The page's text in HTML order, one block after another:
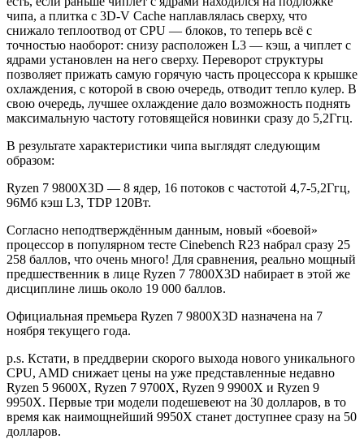
чипа, а плитка с 3D-V Cache наплавлялась сверху, что
снижало теплоотвод от CPU — блоков, то теперь всё с
точностью наоборот: снизу расположен L3 — кэш, а чиплет с
ядрами установлен на него сверху. Переворот структуры
позволяет прижать самую горячую часть процессора к крышке
охлаждения, с которой в свою очередь, отводит тепло кулер. В
свою очередь, лучшее охлаждение дало возможность поднять
максимальную частоту готовящейся новинки сразу до 5,2Ггц.
В результате характеристики чипа выглядят следующим
образом:
Ryzen 7 9800X3D — 8 ядер, 16 потоков с частотой 4,7-5,2Ггц,
96Мб кэш L3, TDP 120Вт.
Согласно неподтверждённым данным, новый «боевой»
процессор в популярном тесте Cinebench R23 набрал сразу 25
258 баллов, что очень много! Для сравнения, реально мощный
предшественник в лице Ryzen 7 7800X3D набирает в этой же
дисциплине лишь около 19 000 баллов.
Официальная премьера Ryzen 7 9800X3D назначена на 7
ноября текущего года.
p.s. Кстати, в преддверии скорого выхода нового уникального
CPU, AMD снижает цены на уже представленные недавно
Ryzen 5 9600X, Ryzen 7 9700X, Ryzen 9 9900X и Ryzen 9
9950X. Первые три модели подешевеют на 30 долларов, в то
время как наимощнейший 9950X станет доступнее сразу на 50
долларов.